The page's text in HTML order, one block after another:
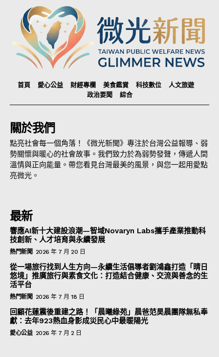
首頁 愛心公益 財經專欄 美食鑑賞 科技數位
人文旅遊
政治要聞
綜合
關於我們
點亮社會每一個角落！《微光新聞》專注於台灣公益報導、弱
勢關懷與暖心的社會故事。我們致力於為弱勢發聲，傳遞人間
溫情與正向能量。帶您看見台灣最美的風景，與您一起用愛點
亮微光。
最新
響應AI新十大建設浪潮—智域Novaryn Labs攜手產業推動科
技創新、人才培育與永續發展
熱門新聞 2026 年 7 月 20 日
從一場旅行找到人生方向—永續生活倡導者劉鴻鑫打造「晴日
悠境」推廣旅行與素食文化：打造結合健康、交流與善念的生
活平台
熱門新聞 2026 年 7 月 18 日
回顧花蓮震後重建之路！「晨曦綠苑」晨爸范昊晨團隊無私奉
獻：去年923熱血身影成災民心中最暖陽光
愛心公益 2026 年 7 月 2 日